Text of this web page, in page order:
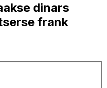
dinars
frank